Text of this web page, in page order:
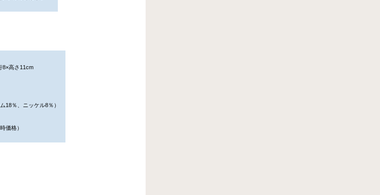
8×高さ11cm
18％、ニッケル8％）
価格）